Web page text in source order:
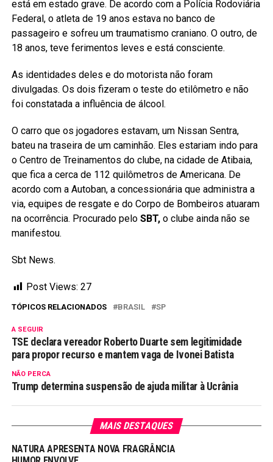
está em estado grave. De acordo com a Polícia Rodoviária
Federal, o atleta de 19 anos estava no banco de
passageiro e sofreu um traumatismo craniano. O outro, de
18 anos, teve ferimentos leves e está consciente.
As identidades deles e do motorista não foram
divulgadas. Os dois fizeram o teste do etilômetro e não
foi constatada a influência de álcool.
O carro que os jogadores estavam, um Nissan Sentra,
bateu na traseira de um caminhão. Eles estariam indo para
o Centro de Treinamentos do clube, na cidade de Atibaia,
que fica a cerca de 112 quilômetros de Americana. De
acordo com a Autoban, a concessionária que administra a
via, equipes de resgate e do Corpo de Bombeiros atuaram
na ocorrência. Procurado pelo SBT,o clube ainda não se
manifestou.
Sbt News.
Post Views: 27
TÓPICOS RELACIONADOS BRASIL SP
A SEGUIR
TSE declara vereador Roberto Duarte sem legitimidade
para propor recurso e mantem vaga de Ivonei Batista
NÃO PERCA
Trump determina suspensão de ajuda militar à Ucrânia
MAIS DESTAQUES
NATURA APRESENTA NOVA FRAGRÂNCIA